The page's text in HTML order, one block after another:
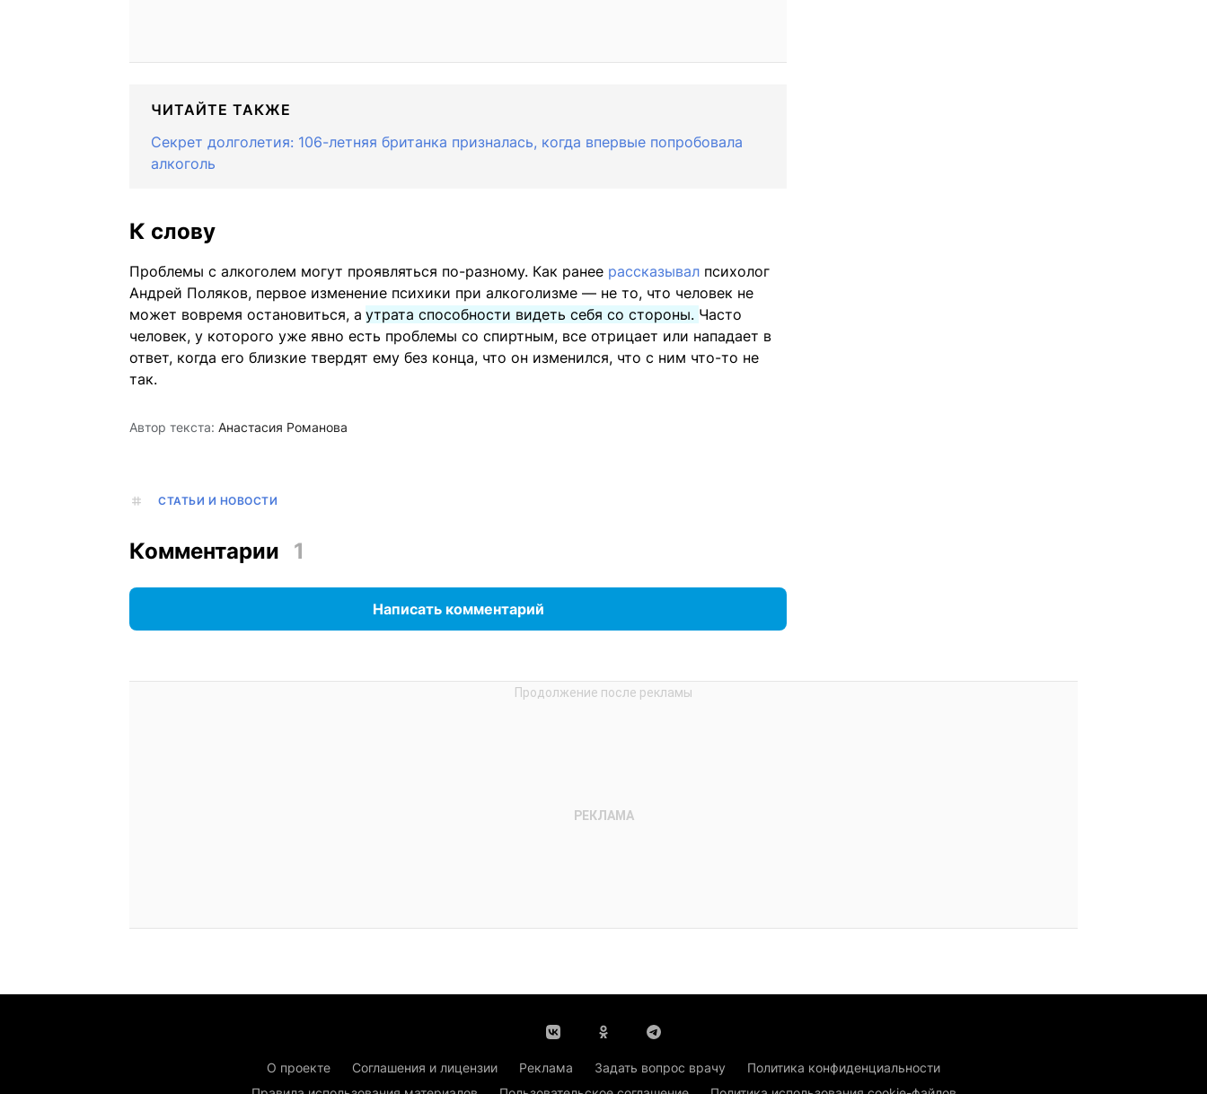
ЧИТАЙТЕ ТАКЖЕ
Секрет долголетия: 106-летняя британка призналась, когда впервые попробовала
алкоголь
К слову
Проблемы с алкоголем могут проявляться по-разному. Как ранее рассказывал психолог
Андрей Поляков, первое изменение психики при алкоголизме — не то, что человек не
может вовремя остановиться, а утрата способности видеть себя со стороны. Часто
человек, у которого уже явно есть проблемы со спиртным, все отрицает или нападает в
ответ, когда его близкие твердят ему без конца, что он изменился, что с ним что-то не
так.
Автор текста: Анастасия Романова
СТАТЬИ И НОВОСТИ
Комментарии 1
Написать комментарий
О проекте Соглашения и лицензии Реклама Задать вопрос врачу
Политика конфиденциальности